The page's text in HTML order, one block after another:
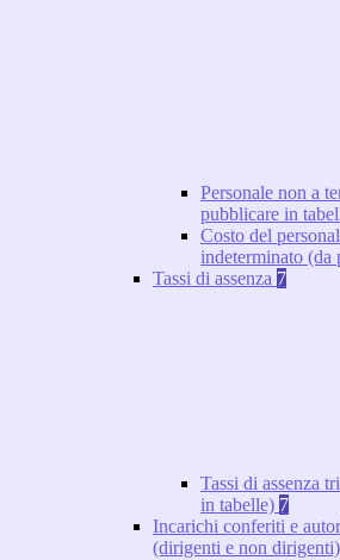
Personale non a
pubblicare in
Costo del
indeterminato (da
Tassi di assenza 7
Tassi di assenza
in tabelle) 7
Incarichi conferiti e
(dirigenti e non dirigenti)